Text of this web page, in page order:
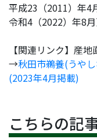
平成23（2011）年4
令和4（2022）年8
【関連リンク】産
→秋田市鵜養(うや
(2023年4月掲載)
こちらの記